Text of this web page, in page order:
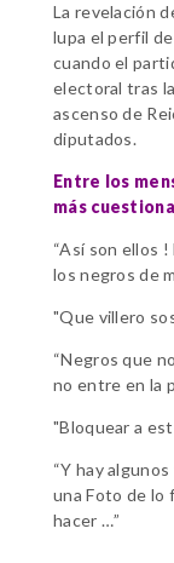
La revelación
lupa el perfil
cuando el
electoral tras
ascenso de
diputados.
Entre los
más
“Así son ellos
los negros de
"Que villero
“Negros que
no entre en la
"Bloquear a
“Y hay
una Foto de lo
hacer …”